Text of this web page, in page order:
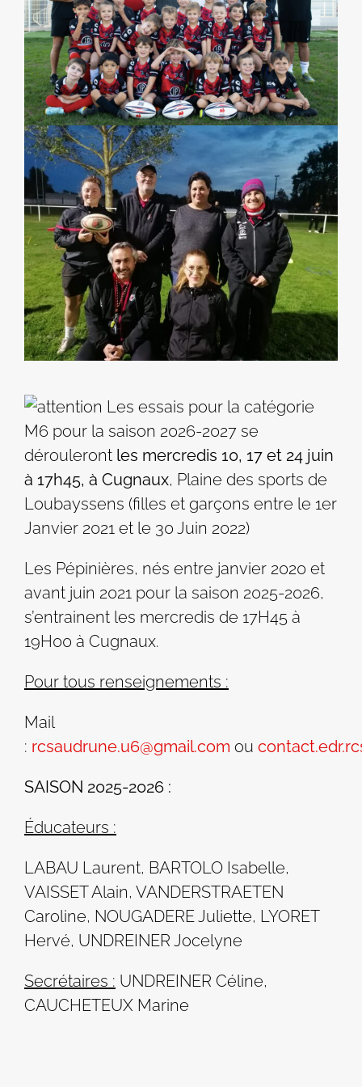
Les essais pour la catégorie
M6 pour la saison 2026-2027 se
dérouleront les mercredis 10, 17 et 24 juin
à 17h45, à Cugnaux, Plaine des sports de
Loubayssens (filles et garçons entre le 1er
Janvier 2021 et le 30 Juin 2022)
Les Pépinières, nés entre janvier 2020 et
avant juin 2021 pour la saison 2025-2026,
s’entrainent les mercredis de 17H45 à
19H00 à Cugnaux.
Pour tous renseignements :
Mail
: rcsaudrune.u6@gmail.com ou
SAISON 2025-2026 :
Éducateurs :
LABAU Laurent, BARTOLO Isabelle,
VAISSET Alain, VANDERSTRAETEN
Caroline, NOUGADERE Juliette, LYORET
Hervé, UNDREINER Jocelyne
Secrétaires : UNDREINER Céline,
CAUCHETEUX Marine